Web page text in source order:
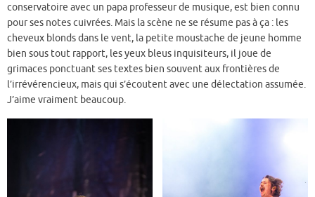
conservatoire avec un papa professeur de musique, est bien connu
pour ses notes cuivrées. Mais la scène ne se résume pas à ça : les
cheveux blonds dans le vent, la petite moustache de jeune homme
bien sous tout rapport, les yeux bleus inquisiteurs, il joue de
grimaces ponctuant ses textes bien souvent aux frontières de
l’irrévérencieux, mais qui s’écoutent avec une délectation assumée.
J’aime vraiment beaucoup.